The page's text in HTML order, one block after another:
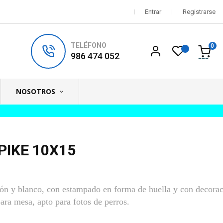
Entrar Registrarse
TELÉFONO
986 474 052
0
NOSOTROS
10X15
y blanco, con estampado en forma de huella y con
mesa, apto para fotos de perros.